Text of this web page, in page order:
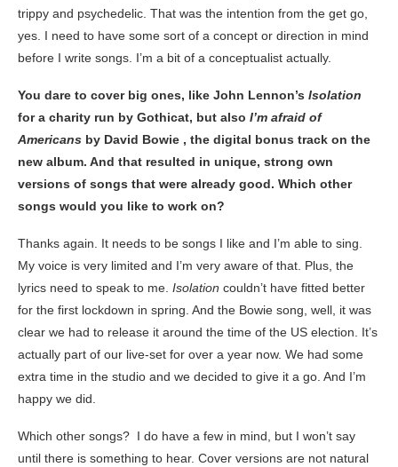
trippy and psychedelic. That was the intention from the get go,
yes. I need to have some sort of a concept or direction in mind
before I write songs. I’m a bit of a conceptualist actually.
You dare to cover big ones, like John Lennon’s Isolation
for a charity run by Gothicat, but also I’m afraid of
Americans by David Bowie , the digital bonus track on the
new album. And that resulted in unique, strong own
versions of songs that were already good. Which other
songs would you like to work on?
Thanks again. It needs to be songs I like and I’m able to sing.
My voice is very limited and I’m very aware of that. Plus, the
lyrics need to speak to me. Isolation couldn’t have fitted better
for the first lockdown in spring. And the Bowie song, well, it was
clear we had to release it around the time of the US election. It’s
actually part of our live-set for over a year now. We had some
extra time in the studio and we decided to give it a go. And I’m
happy we did.
Which other songs? I do have a few in mind, but I won’t say
until there is something to hear. Cover versions are not natural